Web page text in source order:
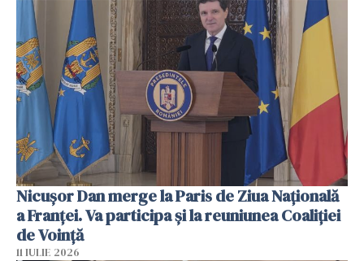
Nicuşor Dan merge la Paris de Ziua Naţională
a Franţei. Va participa şi la reuniunea Coaliţiei
de Voinţă
11 IULIE 2026